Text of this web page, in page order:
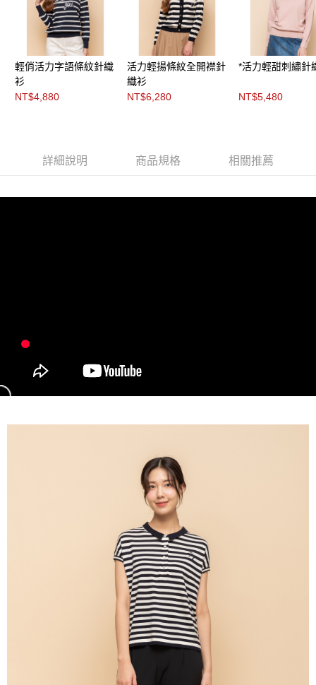
１．透過由恩沛科技股份有限公司提供之「AFTEE先享後付」服務完成之交
易，需依本服務之必要範圍內提供個人資料，並將交易相關給付款項請求債
權轉讓予恩沛科技股份有限公司。
２．關於個人資料處理事宜，請瀏覽以下網址：
https://aftee.tw/terms/#terms3
３．未成年的使用者請事先徵得法定代理人或監護人之同意方可使用
「AFTEE先享後付」，若未經同意申辦者引起之損失，本公司不負相關責
任。
恩沛科技股份有限公司將有權停止該用戶之使用額度並採取法律行動。
每筆NT$90，滿NT$3,600(含以上)免運費
離島宅配 (蘭嶼恕不配送)
每筆NT$200，滿NT$8,000(含以上)免運費
付款後門市自取
免運費
輕俏活力字語條紋針織
衫
NT$4,880
活力輕揚條紋全開襟針
織衫
NT$6,280
*活力輕甜刺繡針
NT$5,480
詳細說明 商品規格 相關推薦